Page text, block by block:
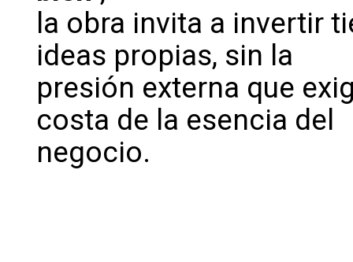
la obra invita a invertir
ideas propias, sin la
presión externa que
costa de la esencia del
negocio.